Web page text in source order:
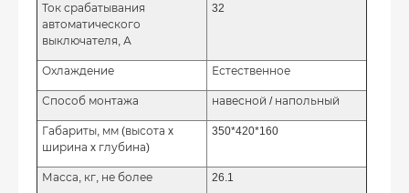
Ток срабатывания
автоматического
выключателя, А
32
Охлаждение Естественное
Способ монтажа навесной / напольный
Габариты, мм (высота x
ширина x глубина)
350*420*160
Масса, кг, не более 26.1